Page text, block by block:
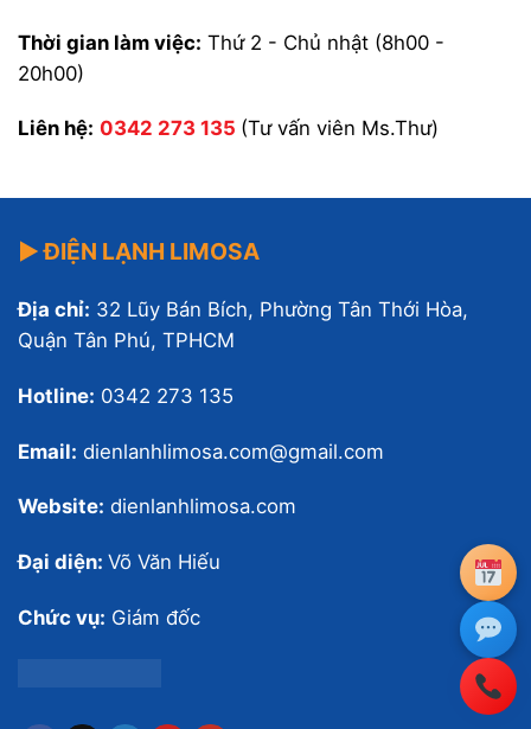
Thời gian làm việc: Thứ 2 - Chủ nhật (8h00 -
20h00)
Liên hệ: 0342 273 135 (Tư vấn viên Ms.Thư)
▶ ĐIỆN LẠNH LIMOSA
Địa chỉ: 32 Lũy Bán Bích, Phường Tân Thới Hòa,
Quận Tân Phú, TPHCM
Hotline: 0342 273 135
Email: dienlanhlimosa.com@gmail.com
Website: dienlanhlimosa.com
Đại diện: Võ Văn Hiếu
Chức vụ: Giám đốc